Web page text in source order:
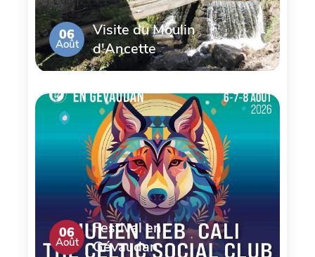
06
Août
Visite du Moulin
d'Ancette
06
Août
Festival en
Gévaudan